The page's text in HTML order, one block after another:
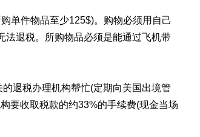
单件物品至少125$)。购物必须用自己
法退税。所购物品必须是能通过飞机带
退税办理机构帮忙(定期向美国出境管
要收取税款的约33%的手续费(现金当场